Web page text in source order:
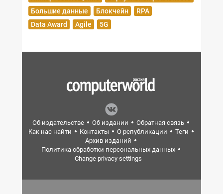
Большие данные
Блокчейн
RPA
Data Award
Agile 5G
Об издательстве Об издании
Обратная связь
Как нас найти
Контакты О републикации
Теги
Архив изданий
Политика обработки персональных данных
Change privacy settings